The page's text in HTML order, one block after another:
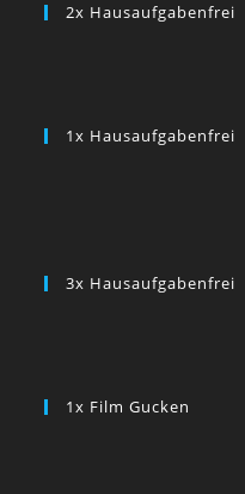
2x Hausaufgabenfrei
1x Hausaufgabenfrei
3x Hausaufgabenfrei
1x Film Gucken